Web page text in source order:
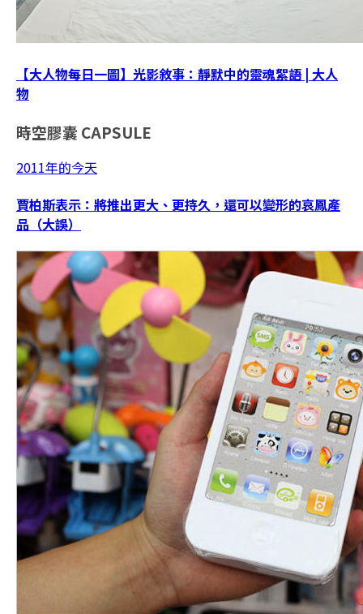
【大人物每日一圖】光影敘事：靜默中的靈魂絮語 | 大人
物
時空膠囊 CAPSULE
2011年的今天
賈柏斯表示：將推出更大、更持久，還可以變形的哀鳳產
品（大誤）